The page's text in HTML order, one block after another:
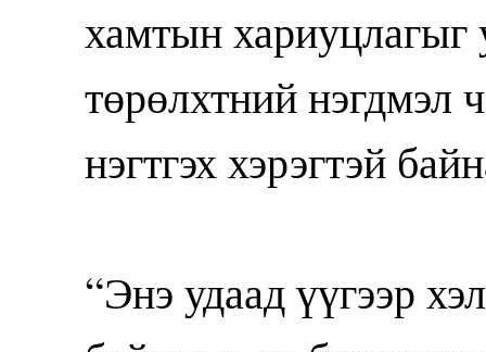
хамтын
төрөлхтний нэгдмэл
нэгтгэх хэрэгтэй
“Энэ удаад үүгээр